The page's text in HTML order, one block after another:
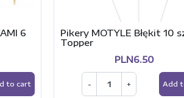
6
to cart
Pikery MOTYLE Błękit 10
Topper
PLN6.50
- + Add